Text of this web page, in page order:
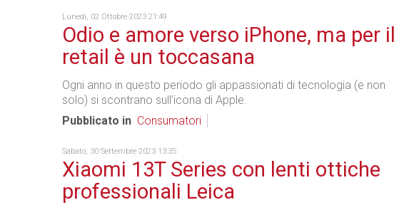
Lunedì, 02 Ottobre 2023 21:49
Odio e amore verso iPhone, ma per il
retail è un toccasana
Ogni anno in questo periodo gli appassionati di tecnologia (e non
solo) si scontrano sull’icona di Apple.
Pubblicato in Consumatori
Sabato, 30 Settembre 2023 13:35
Xiaomi 13T Series con lenti ottiche
professionali Leica